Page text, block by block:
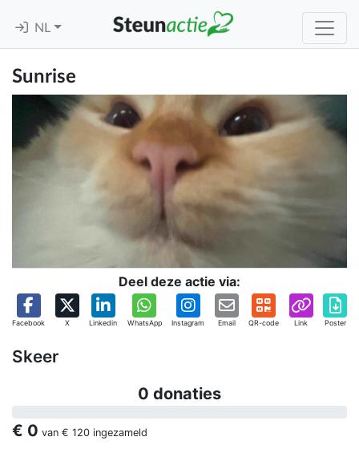
NL
Sunrise
Deel deze actie via:
Facebook X Linkedin WhatsApp Instagram Email QR-code Link Poster
Skeer
0 donaties
€ 0 van € 120 ingezameld